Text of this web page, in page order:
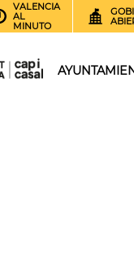
VALENCIA
AL
MINUTO